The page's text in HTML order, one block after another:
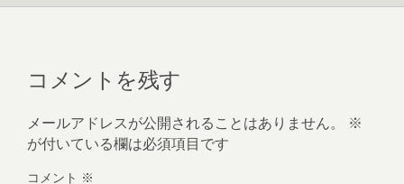
コメントを残す
メールアドレスが公開されることはありません。
※
が付いている欄は必須項目です
コメント ※